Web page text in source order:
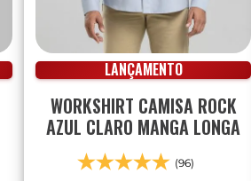
LANÇAMENTO
WORKSHIRT CAMISA ROCK
AZUL CLARO MANGA LONGA
(96)